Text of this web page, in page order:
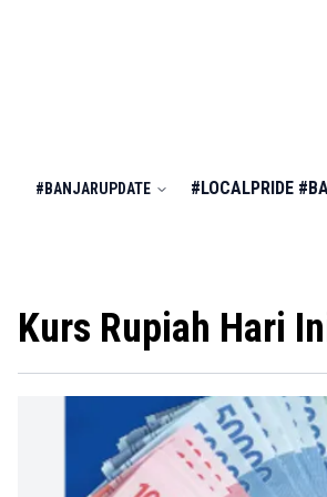
#BANJARUPDATE #LOCALPRIDE
Kurs Rupiah Hari